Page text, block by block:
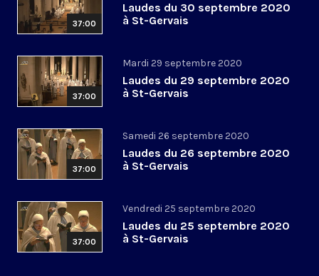
37:00
Laudes du 30 septembre 2020
à St-Gervais
37:00
Mardi 29 septembre 2020
Laudes du 29 septembre 2020
à St-Gervais
37:00
Samedi 26 septembre 2020
Laudes du 26 septembre 2020
à St-Gervais
37:00
Vendredi 25 septembre 2020
Laudes du 25 septembre 2020
à St-Gervais